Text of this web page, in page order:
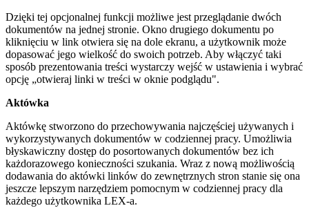
Dzięki tej opcjonalnej funkcji możliwe jest przeglądanie dwóch
dokumentów na jednej stronie. Okno drugiego dokumentu po
kliknięciu w link otwiera się na dole ekranu, a użytkownik może
dopasować jego wielkość do swoich potrzeb. Aby włączyć taki
sposób prezentowania treści wystarczy wejść w ustawienia i wybrać
opcję „otwieraj linki w treści w oknie podglądu".
Aktówka
Aktówkę stworzono do przechowywania najczęściej używanych i
wykorzystywanych dokumentów w codziennej pracy. Umożliwia
błyskawiczny dostęp do posortowanych dokumentów bez ich
każdorazowego konieczności szukania. Wraz z nową możliwością
dodawania do aktówki linków do zewnętrznych stron stanie się ona
jeszcze lepszym narzędziem pomocnym w codziennej pracy dla
każdego użytkownika LEX-a.